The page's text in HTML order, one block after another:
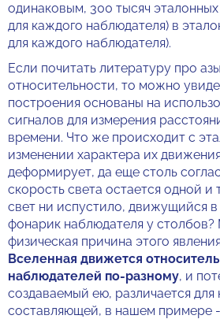
одинаковым, 300 тысяч
для каждого наблюдателя) в
для каждого наблюдателя).
Если почитать литературу про
относительности, то можно
построения основаны на
сигналов для измерения
времени. Что же происходит с
изменении характера их
деформирует, да еще столь
скорость света остается одной и
свет ни испустило, движущийся
фонарик наблюдателя у столбов?
физическая причина этого
Вселенная движется
наблюдателей по-разному, и
создаваемый ею, различается для
составляющей, в нашем примере